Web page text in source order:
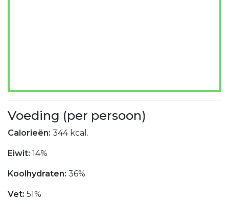
Voeding (per persoon)
Calorieën: 344 kcal.
Eiwit: 14%
Koolhydraten: 36%
Vet: 51%